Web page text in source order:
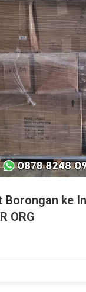
Borongan ke
ORG